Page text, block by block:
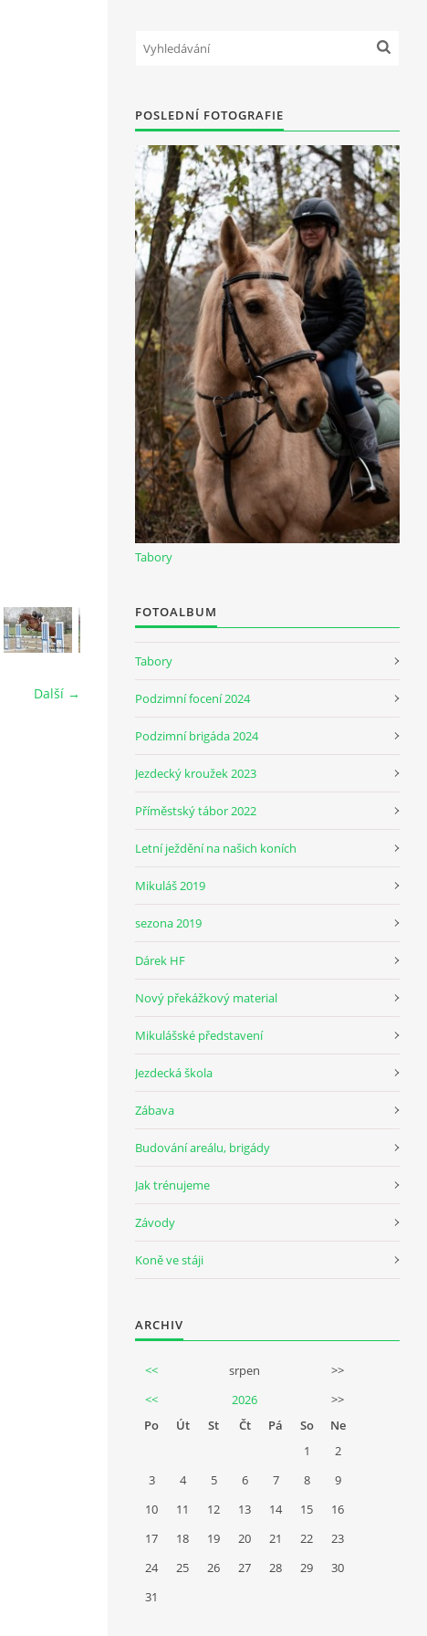
Další →
POSLEDNÍ FOTOGRAFIE
Tabory
FOTOALBUM
Tabory
Podzimní focení 2024
Podzimní brigáda 2024
Jezdecký kroužek 2023
Příměstský tábor 2022
Letní ježdění na našich koních
Mikuláš 2019
sezona 2019
Dárek HF
Nový překážkový material
Mikulášské představení
Jezdecká škola
Zábava
Budování areálu, brigády
Jak trénujeme
Závody
Koně ve stáji
ARCHIV
<< srpen
>>
<<
2026
>>
Po
Út St Čt Pá So
Ne
1
2
3
4 5 6 7 8
9
10
11 12 13 14 15
16
17
18 19 20 21 22
23
24
25 26 27 28 29
30
31